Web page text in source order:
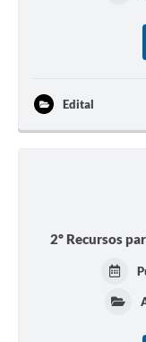
Edital
2º Recursos